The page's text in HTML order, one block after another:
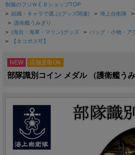
制服のフジＷＥＢショップTOP
> 組織・キャラで選ぶ(グッズ関連) > 海上自衛隊 >
> 護衛艦うみぎり
> (海自・海軍・マリン)グッズ > バッグ・小物・ア
> 【ネコポス可】
NEW 店舗受取OK
部隊識別コイン メダル （護衛艦う